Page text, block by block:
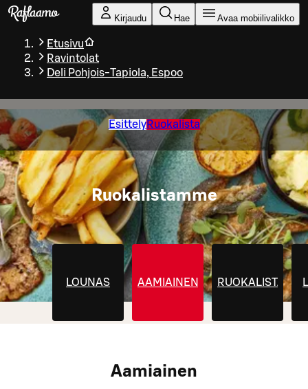
Siirry pääsisältöön
Kirjaudu Hae Avaa mobiilivalikko
Etusivu
Ravintolat
Deli Pohjois-Tapiola, Espoo
EsittelyRuokalista
Ruokalistamme
LOUNAS AAMIAINEN RUOKALISTA
Aamiainen